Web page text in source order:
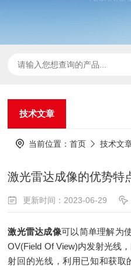
技术文章
当前位置：首页 技术文
激光雷达成像的优势特
更新时间：2023-06-29
激光雷达成像可以简单理解为
OV(Field Of View)内发射光线
射回的光线，利用已知和获取